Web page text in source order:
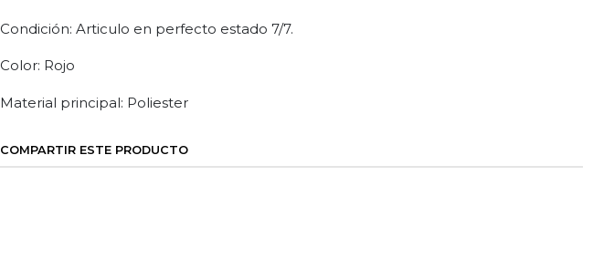
Condición: Articulo en perfecto estado 7/7.
Color: Rojo
Material principal: Poliester
COMPARTIR ESTE PRODUCTO